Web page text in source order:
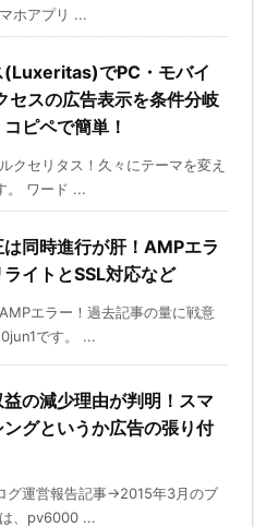
ホアプリ ...
(Luxeritas)でPC・モバイ
セスの広告表示を条件分岐
ピペで簡単！
クセリタス！久々にテーマを変え
。 ワード ...
同時進行が肝！AMPエラ
イトとSSL対応など
エラー！過去記事の量に戦意
です。 ...
の減少理由が判明！スマ
グというか広告の張り付
グ運営報告記事→2015年3月のブ
、pv6000 ...